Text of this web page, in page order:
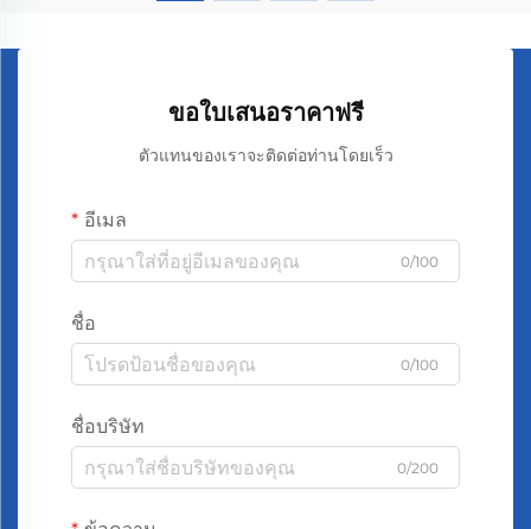
ขอใบเสนอราคาฟรี
ตัวแทนของเราจะติดต่อท่านโดยเร็ว
อีเมล
0/100
ชื่อ
0/100
ชื่อบริษัท
0/200